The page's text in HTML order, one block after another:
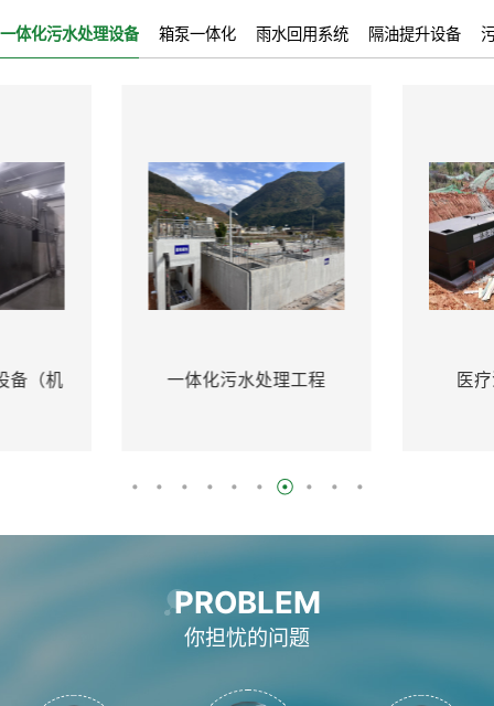
一体化污水处理设备 箱泵一体化 雨水回用系统 隔油提升设备
一体化污水处理工程 医疗污水处理设备
PROBLEM
你担忧的问题